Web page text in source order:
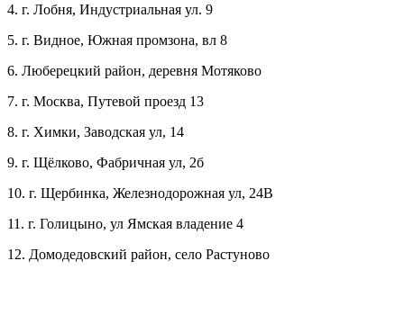
4. г. Лобня, Индустриальная ул. 9
5. г. Видное, Южная промзона, вл 8
6. Люберецкий район, деревня Мотяково
7. г. Москва, Путевой проезд 13
8. г. Химки, Заводская ул, 14
9. г. Щёлково, Фабричная ул, 2б
10. г. Щербинка, Железнодорожная ул, 24В
11. г. Голицыно, ул Ямская владение 4
12. Домодедовский район, село Растуново